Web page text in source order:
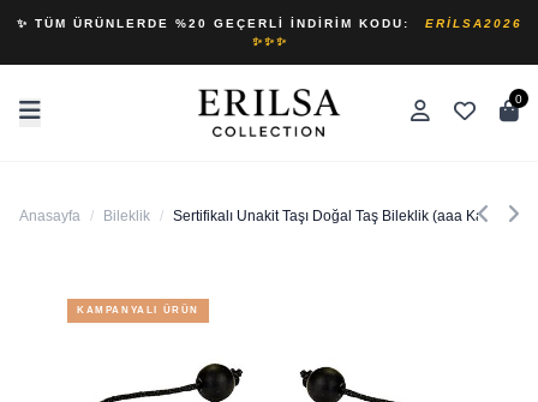
✨ TÜM ÜRÜNLERDE %20 GEÇERLI İNDIRIM KODU:
ERILSA2026
✨✨✨
0
Anasayfa / Bileklik / Sertifikalı Unakit Taşı Doğal Taş Bileklik (aaa Kalite)
KAMPANYALI ÜRÜN